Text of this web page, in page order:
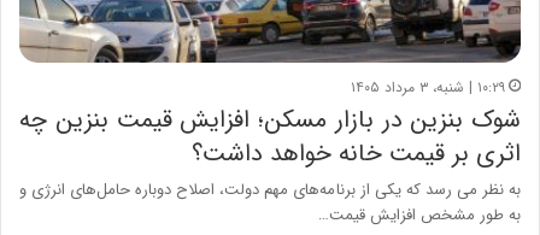
۱۰:۲۹ | شنبه، ۳ مرداد ۱۴۰۵
شوک بنزین در بازار مسکن؛ افزایش قیمت بنزین چه
اثری بر قیمت خانه خواهد داشت؟
به نظر می رسد که یکی از برنامه‌های مهم دولت، اصلاح دوباره حامل‌های انرژی و
به طور مشخص افزایش قیمت…